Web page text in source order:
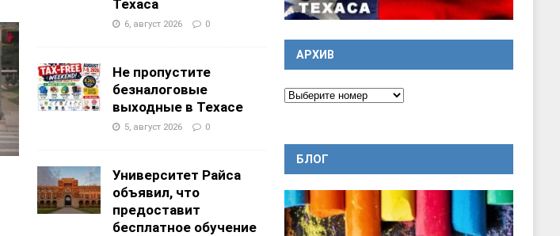
Техаса
6, август 2026 0
Не пропустите
безналоговые
выходные в Техасе
5, август 2026 0
Университет Райса
объявил, что
предоставит
бесплатное обучение
АРХИВ
БЛОГ